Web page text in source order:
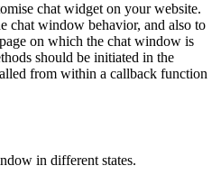
chat widget on your website.
chat window behavior, and also to
on which the chat window is
should be initiated in the
from within a callback function
in different states.